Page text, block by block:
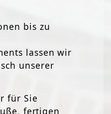
bis zu
lassen wir
unserer
für Sie
fertigen